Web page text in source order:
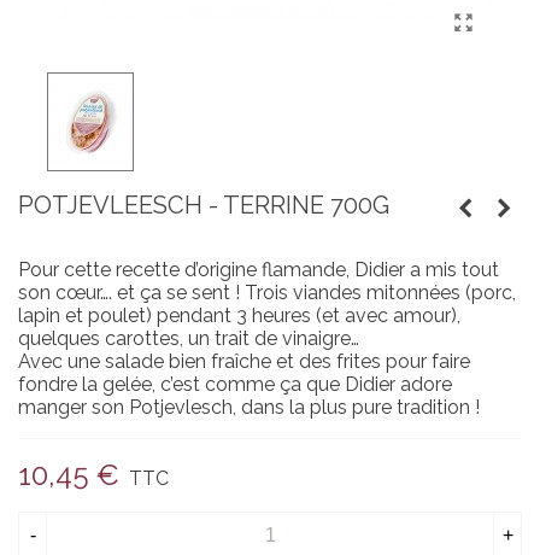
POTJEVLEESCH - TERRINE 700G
Pour cette recette d’origine flamande, Didier a mis tout
son cœur…. et ça se sent ! Trois viandes mitonnées (porc,
lapin et poulet) pendant 3 heures (et avec amour),
quelques carottes, un trait de vinaigre…
Avec une salade bien fraîche et des frites pour faire
fondre la gelée, c’est comme ça que Didier adore
manger son Potjevlesch, dans la plus pure tradition !
10,45 € TTC
- +